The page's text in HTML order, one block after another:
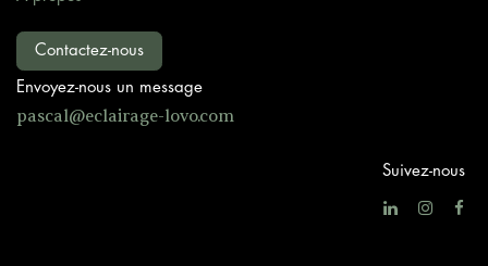
Contactez-nous
Envoyez-nous un message
pascal@eclairage-lovo.com
Suivez-nous